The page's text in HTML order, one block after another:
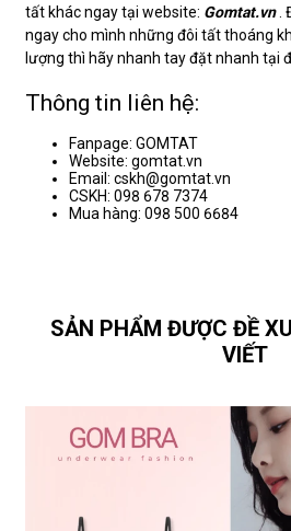
tất khác ngay tại website: Gomtat.vn
ngay cho mình những đôi tất thoáng
lượng thì hãy nhanh tay đặt nhanh tại
Thông tin liên hệ:
Fanpage: GOMTAT
Website: gomtat.vn
Email: cskh@gomtat.vn
CSKH: 098 678 7374
Mua hàng: 098 500 6684
SẢN PHẨM ĐƯỢC ĐỀ
VIẾT